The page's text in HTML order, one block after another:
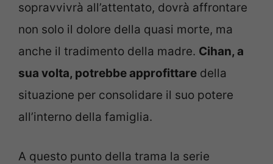
sopravvivrà all’attentato, dovrà affrontare
non solo il dolore della quasi morte, ma
anche il tradimento della madre. Cihan, a
sua volta, potrebbe approfittare della
situazione per consolidare il suo potere
all’interno della famiglia.
A questo punto della trama la serie